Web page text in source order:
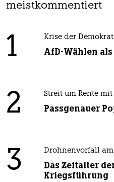
meistkommentiert
1 Krise der
AfD-Wählen
2 Streit um Rente mit
Passgenauer
3 Drohnenvorfall
Das Zeitalter
Kriegsführung